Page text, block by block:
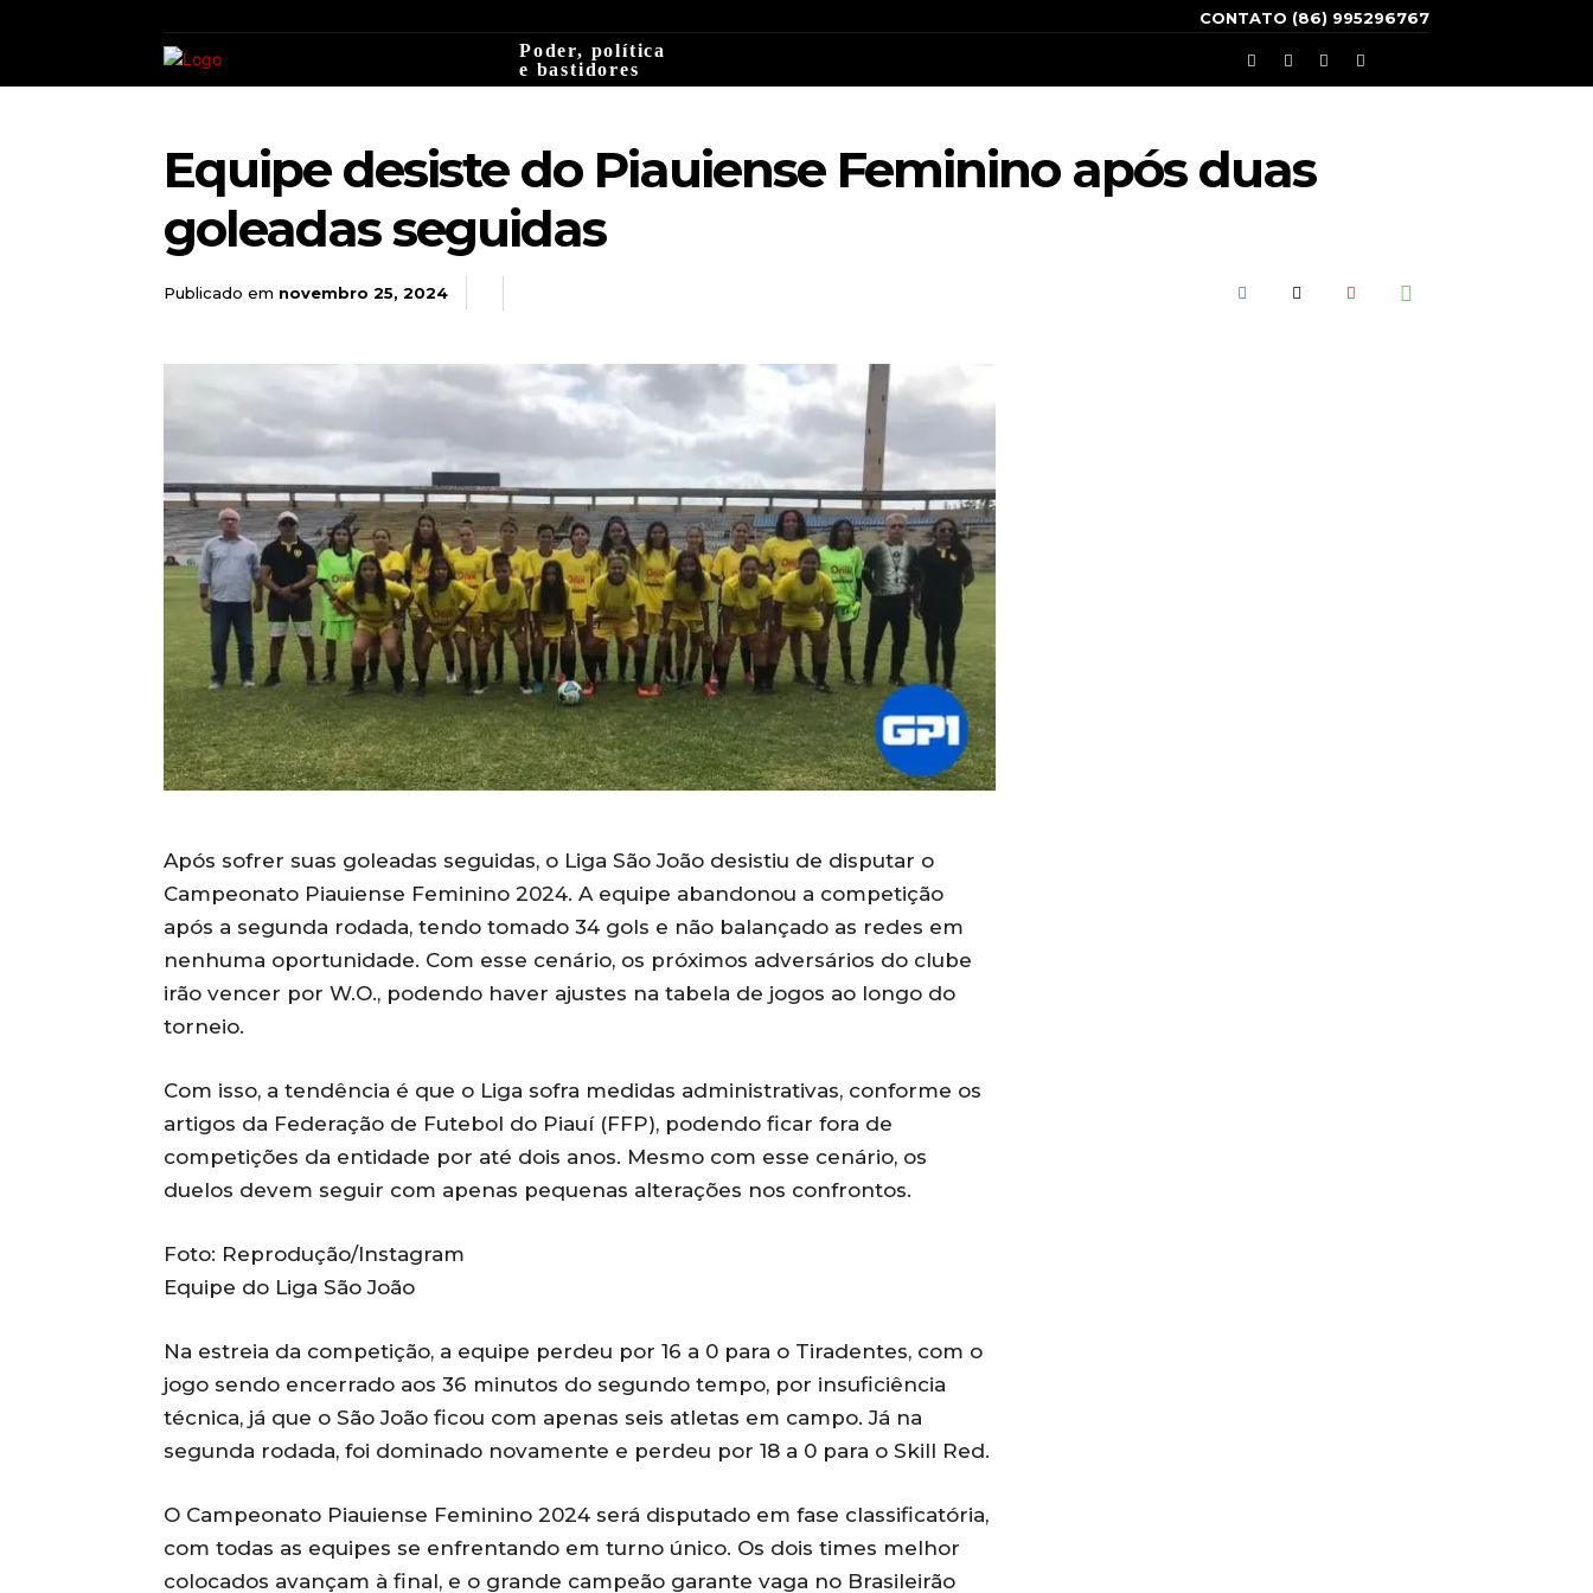
CONTATO (86) 995296767
Poder, política
e bastidores
Equipe desiste do Piauiense Feminino após duas
goleadas seguidas
Publicado em novembro 25, 2024
Após sofrer suas goleadas seguidas, o Liga São João desistiu de disputar o
Campeonato Piauiense Feminino 2024. A equipe abandonou a competição
após a segunda rodada, tendo tomado 34 gols e não balançado as redes em
nenhuma oportunidade. Com esse cenário, os próximos adversários do clube
irão vencer por W.O., podendo haver ajustes na tabela de jogos ao longo do
torneio.
Com isso, a tendência é que o Liga sofra medidas administrativas, conforme os
artigos da Federação de Futebol do Piauí (FFP), podendo ficar fora de
competições da entidade por até dois anos. Mesmo com esse cenário, os
duelos devem seguir com apenas pequenas alterações nos confrontos.
Foto: Reprodução/Instagram
Equipe do Liga São João
Na estreia da competição, a equipe perdeu por 16 a 0 para o Tiradentes, com o
jogo sendo encerrado aos 36 minutos do segundo tempo, por insuficiência
técnica, já que o São João ficou com apenas seis atletas em campo. Já na
segunda rodada, foi dominado novamente e perdeu por 18 a 0 para o Skill Red.
O Campeonato Piauiense Feminino 2024 será disputado em fase classificatória,
com todas as equipes se enfrentando em turno único. Os dois times melhor
colocados avançam à final, e o grande campeão garante vaga no Brasileirão